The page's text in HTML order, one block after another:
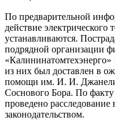
По предварительной
действие
устанавливаются.
подрядной организации
из них был доставлен в
помощи им. И. И.
Соснового Бора. По факту
проведено расследование
законодательством.